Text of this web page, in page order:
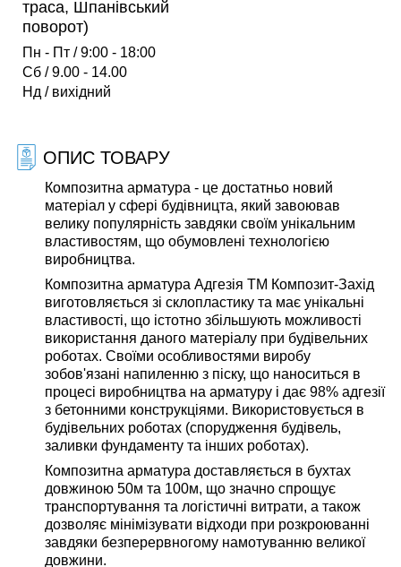
траса, Шпанівський
поворот)
Пн - Пт / 9:00 - 18:00
Сб / 9.00 - 14.00
Нд / вихідний
ОПИС ТОВАРУ
Композитна арматура - це достатньо новий
матеріал у сфері будівницта, який завоював
велику популярність завдяки своїм унікальним
властивостям, що обумовлені технологією
виробництва.
Композитна арматура Адгезія ТМ Композит-Захід
виготовляється зі склопластику та має унікальні
властивості, що істотно збільшують можливості
використання даного матеріалу при будівельних
роботах. Своїми особливостями виробу
зобов'язані напиленню з піску, що наноситься в
процесі виробництва на арматуру і дає 98% адгезії
з бетонними конструкціями. Використовується в
будівельних роботах (спорудження будівель,
заливки фундаменту та інших роботах).
Композитна арматура доставляється в бухтах
довжиною 50м та 100м, що значно спрощує
транспортування та логістичні витрати, а також
дозволяє мінімізувати відходи при розкроюванні
завдяки безперервногому намотуванню великої
довжини.